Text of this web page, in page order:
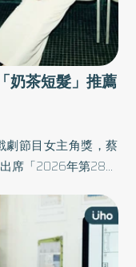
奶茶短髮」推薦
劇節目女主角獎，蔡
席「2026年第28屆
20歲的好狀態，讓
色的妳，以下5款奶